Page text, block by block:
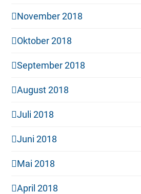
November 2018
Oktober 2018
September 2018
August 2018
Juli 2018
Juni 2018
Mai 2018
April 2018